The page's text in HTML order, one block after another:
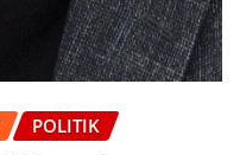
POLITIK